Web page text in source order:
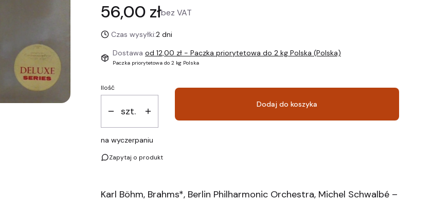
Cena
56,00 złbez VAT
Czas wysyłki:2 dni
Dostawa od 12,00 zł - Paczka priorytetowa do 2 kg Polska (Polska)
Paczka priorytetowa do 2 kg Polska
Ilość
szt.
Dodaj do koszyka
na wyczerpaniu
Zapytaj o produkt
Karl Böhm, Brahms*, Berlin Philharmonic Orchestra, Michel Schwalbé –